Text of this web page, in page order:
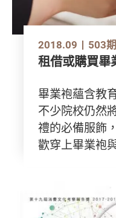
2018.09 503期
畢業袍蘊含教
不少院校仍然
禮的必備服飾
歡穿上畢業袍